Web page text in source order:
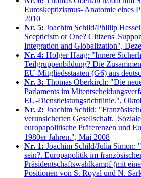
Euroskeptizismus- Anatomie eines
2010
Nr. 5: Joachim Schild/Phillip
Scepticism or One? Citizens'
Integration and Globalization",
Nr. 4: Holger Haag: "Innere
Teilgruppenbildung? Die
EU-Mitgliedsstaaten (G6) aus
Nr. 3: Thomas Oberkirch: "Die
Parlaments im
EU-Dienstleistungsrichtlinie.",
Nr. 2: Joachim Schild:
verunsicherten Gesellschaft.
europapolitische Präferenzen und
1980er Jahren.", Mai 2008
Nr. 1: Joachim Schild/Julia Simon:
sein?. Europapolitik im
Präsidentschaftswahlkampf (mit
Positionen von S. Royal und N.